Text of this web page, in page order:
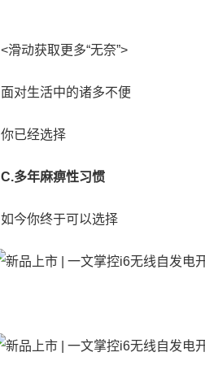
<滑动获取更多“无奈”>
面对生活中的诸多不便
你已经选择
C.多年麻痹性习惯
如今你终于可以选择